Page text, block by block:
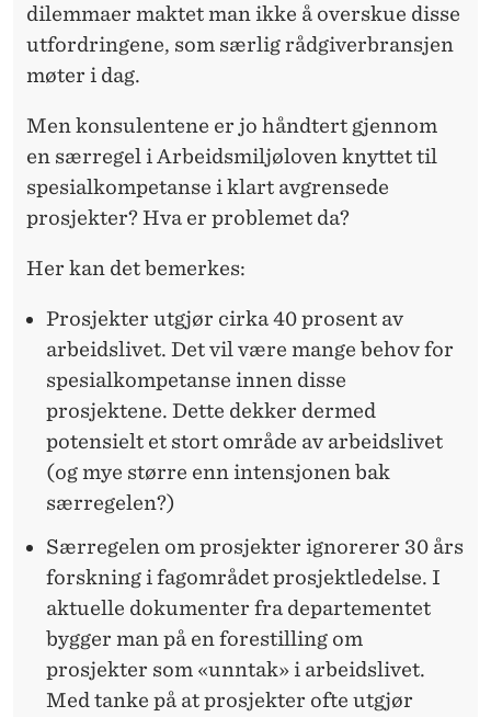
dilemmaer maktet man ikke å overskue disse
utfordringene, som særlig rådgiverbransjen
møter i dag.
Men konsulentene er jo håndtert gjennom
en særregel i Arbeidsmiljøloven knyttet til
spesialkompetanse i klart avgrensede
prosjekter? Hva er problemet da?
Her kan det bemerkes:
Prosjekter utgjør cirka 40 prosent av
arbeidslivet. Det vil være mange behov for
spesialkompetanse innen disse
prosjektene. Dette dekker dermed
potensielt et stort område av arbeidslivet
(og mye større enn intensjonen bak
særregelen?)
Særregelen om prosjekter ignorerer 30 års
forskning i fagområdet prosjektledelse. I
aktuelle dokumenter fra departementet
bygger man på en forestilling om
prosjekter som «unntak» i arbeidslivet.
Med tanke på at prosjekter ofte utgjør